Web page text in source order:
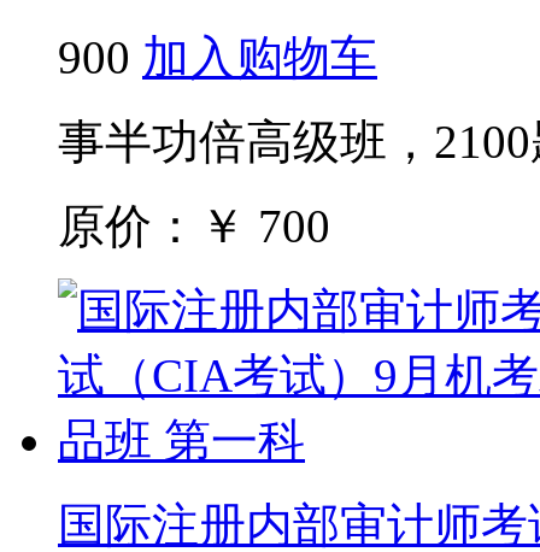
900 加入购物车
事半功倍高级班，
原价：￥ 700
国际注册内部审计师